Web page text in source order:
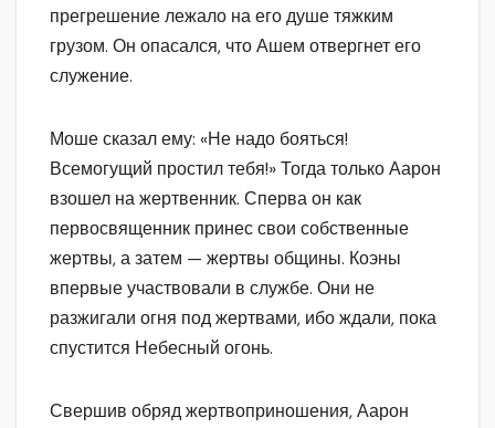
прегрешение лежало на его душе тяжким
грузом. Он опасался, что Ашем отвергнет его
служение.
Моше сказал ему: «Не надо бояться!
Всемогущий простил тебя!» Тогда только Аарон
взошел на жертвенник. Сперва он как
первосвященник принес свои собственные
жертвы, а затем — жертвы общины. Коэны
впервые участвовали в службе. Они не
разжигали огня под жертвами, ибо ждали, пока
спустится Небесный огонь.
Свершив обряд жертвоприношения, Аарон